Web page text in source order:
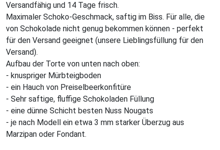
Versandfähig und 14 Tage frisch.
Maximaler Schoko-Geschmack, saftig im Biss. Für alle, die
von Schokolade nicht genug bekommen können - perfekt
für den Versand geeignet (unsere Lieblingsfüllung für den
Versand).
Aufbau der Torte von unten nach oben:
- knuspriger Mürbteigboden
- ein Hauch von Preiselbeerkonfitüre
- Sehr saftige, fluffige Schokoladen Füllung
- eine dünne Schicht besten Nuss Nougats
- je nach Modell ein etwa 3 mm starker Überzug aus
Marzipan oder Fondant.